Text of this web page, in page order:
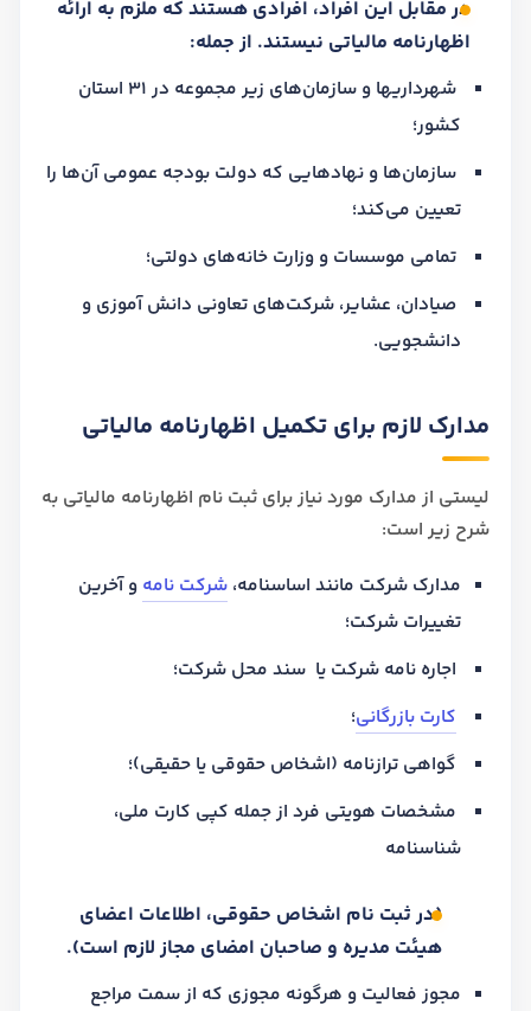
در مقابل این افراد، افرادی هستند که ملزم به ارائه
اظهارنامه مالیاتی نیستند. از جمله:
شهرداریها و سازمان‌های زیر مجموعه در 31 استان
کشور؛
سازمان‌ها و نهادهایی که دولت بودجه عمومی آن‌ها را
تعیین می‌کند؛
تمامی موسسات و وزارت خانه‌های دولتی؛
صیادان، عشایر، شرکت‌های تعاونی دانش آموزی و
دانشجویی.
مدارک لازم برای تکمیل اظهارنامه مالیاتی
لیستی از مدارک مورد نیاز برای ثبت نام اظهارنامه مالیاتی به
شرح زیر است:
مدارک شرکت مانند اساسنامه، شرکت نامه و آخرین
تغییرات شرکت؛
اجاره نامه شرکت یا سند محل شرکت؛
کارت بازرگانی؛
گواهی ترازنامه (اشخاص حقوقی یا حقیقی)؛
مشخصات هویتی فرد از جمله کپی کارت ملی،
شناسنامه
(در ثبت نام اشخاص حقوقی، اطلاعات اعضای
هیئت مدیره و صاحبان امضای مجاز لازم است).
مجوز فعالیت و هرگونه مجوزی که از سمت مراجع